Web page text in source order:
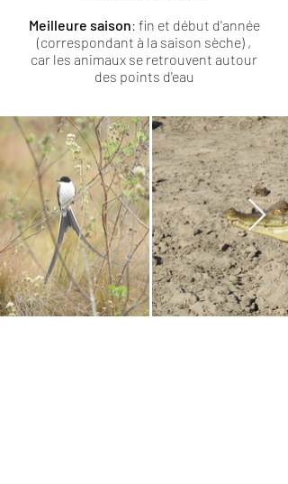
Meilleure saison: fin et début d'année
(correspondant à la saison sèche) ,
car les animaux se retrouvent autour
des points d'eau